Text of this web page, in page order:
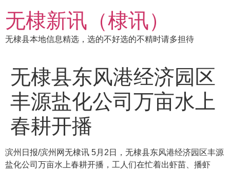
到
内
容
无棣新讯（棣讯）
无棣县本地信息精选，选的不好选的不精时请多担待
无棣县东风港经济园区
丰源盐化公司万亩水上
春耕开播
滨州日报/滨州网无棣讯 5月2日，无棣县东风港经济园区丰源
盐化公司万亩水上春耕开播，工人们在忙着出虾苗、播虾